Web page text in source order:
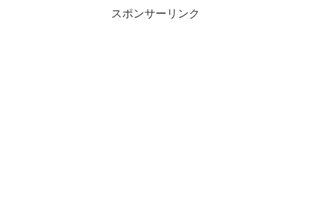
スポンサーリンク